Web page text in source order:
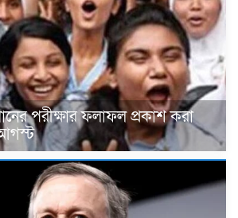
পরীক্ষার ফলাফল প্রকাশ করা